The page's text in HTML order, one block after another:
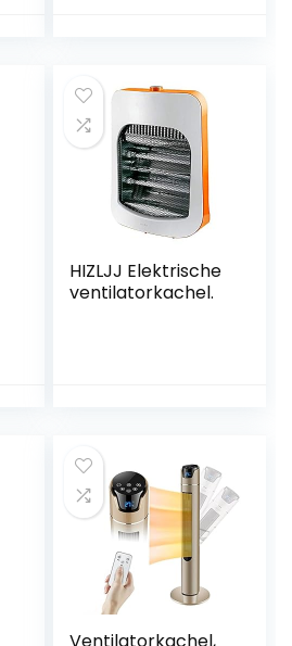
HIZLJJ Elektrische
ventilatorkachel.